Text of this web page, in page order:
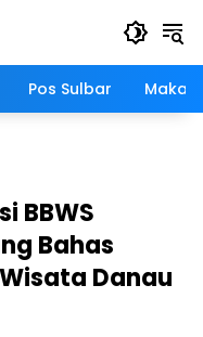
Pos Sulbar
BBWS
Bahas
Danau